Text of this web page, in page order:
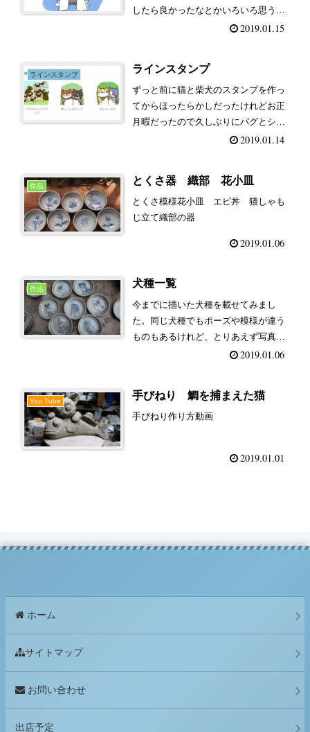
したら良かったなとかいろいろ思うと
ころはあったけど申請が通ってスタン
ば使ってみてください！
2019.01.15
ラインスタンプ ラインスタンプ
ずっと前に猫と柴犬のスタンプを作っ
てからほったらかしだったけれどお正
月暇だったので久しぶりにパグとシュ
ナウザーのラインスタンプを作ってみ
てみてください。シュナウザーのスタ
ン...
2019.01.14
作品 とくさ器 織部 花小皿
とくさ模様花小皿 エビ丼 猫しゃも
じ立て織部の器
2019.01.06
作品 犬種一覧
今までに描いた犬種を載せてみまし
た。同じ犬種でもポーズや模様が違う
ものもあるけれど、とりあえず写真が
あるものを載せてみました。シュナウ
ドトイプードルバーニーズマウンテン
ドッ...
2019.01.06
You Tube 手びねり 鯛を捕まえた猫
手びねり作り方動画
2019.01.01
ホーム
サイトマップ
お問い合わせ
出店予定